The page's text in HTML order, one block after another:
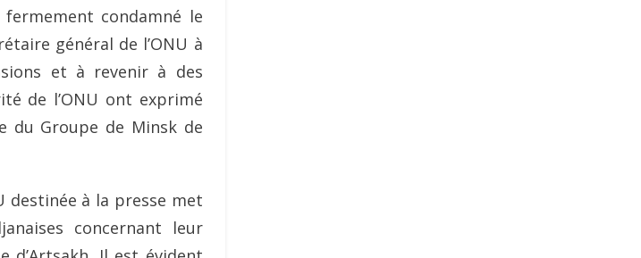
condamné le
général de l’ONU à
et à revenir à des
de l’ONU ont exprimé
du Groupe de Minsk de
destinée à la presse met
concernant leur